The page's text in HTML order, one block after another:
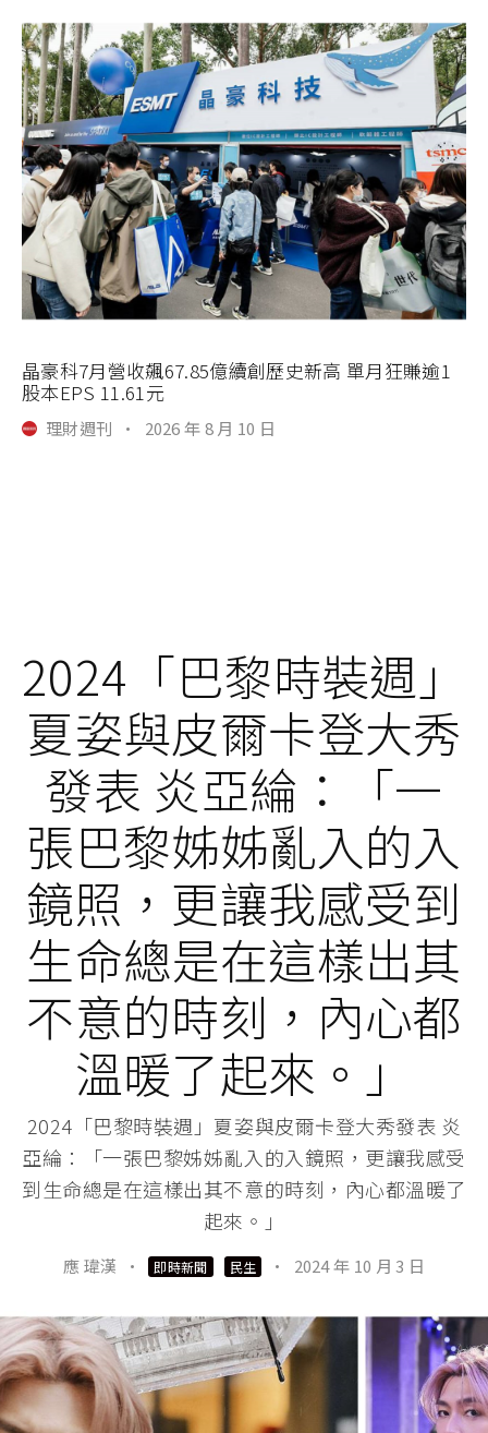
晶豪科7月營收飆67.85億續創歷史新高 單月狂賺逾1
股本EPS 11.61元
理財週刊 · 2026 年 8 月 10 日
2024「巴黎時裝週」
夏姿與皮爾卡登大秀
發表 炎亞綸：「一
張巴黎姊姊亂入的入
鏡照，更讓我感受到
生命總是在這樣出其
不意的時刻，內心都
溫暖了起來。」
2024「巴黎時裝週」夏姿與皮爾卡登大秀發表 炎
亞綸：「一張巴黎姊姊亂入的入鏡照，更讓我感受
到生命總是在這樣出其不意的時刻，內心都溫暖了
起來。」
應 瑋漢 · 即時新聞 民生 · 2024 年 10 月 3 日